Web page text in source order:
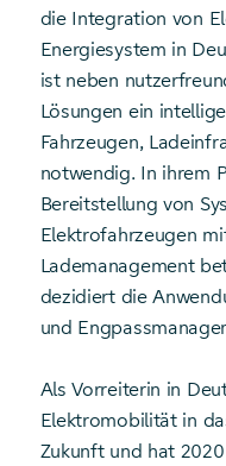
die Integration von
Energiesystem in
ist neben
Lösungen ein
Fahrzeugen,
notwendig. In ihrem
Bereitstellung von
Elektrofahrzeugen
Lademanagement
dezidiert die
und
Als Vorreiterin in
Elektromobilität in
Zukunft und hat